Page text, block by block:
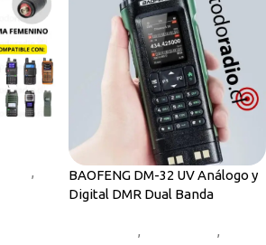
,
BAOFENG DM-32 UV Análogo y
Digital DMR Dual Banda
, ,